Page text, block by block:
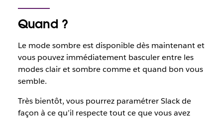
Quand ?
Le mode sombre est disponible dès maintenant et
vous pouvez immédiatement basculer entre les
modes clair et sombre comme et quand bon vous
semble.
Très bientôt, vous pourrez paramétrer Slack de
façon à ce qu’il respecte tout ce que vous avez